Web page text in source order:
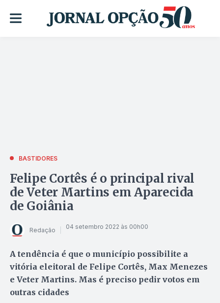
BASTIDORES
Felipe Cortês é o principal rival
de Veter Martins em Aparecida
de Goiânia
Redação 04 setembro 2022 às 00h00
A tendência é que o município possibilite a
vitória eleitoral de Felipe Cortês, Max Menezes
e Veter Martins. Mas é preciso pedir votos em
outras cidades